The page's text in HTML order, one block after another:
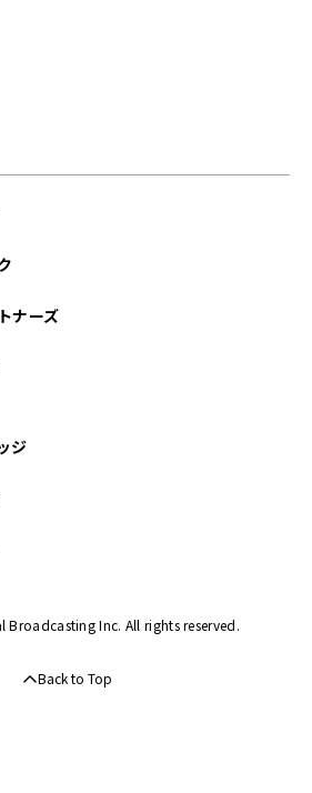
月
月
月
月
月
ナーズ
ジ
Inc. All rights reserved.
Back to Top